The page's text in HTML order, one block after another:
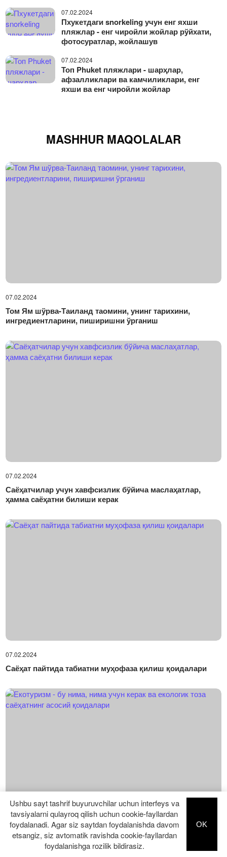
07.02.2024
Пхукетдаги snorkeling учун енг яхши
пляжлар - енг чиройли жойлар рўйхати,
фотосуратлар, жойлашув
07.02.2024
Топ Phuket пляжлари - шарҳлар,
афзалликлари ва камчиликлари, енг
яхши ва енг чиройли жойлар
MASHHUR MAQOLALAR
07.02.2024
Том Ям шўрва-Таиланд таомини, унинг тарихини,
ингредиентларини, пиширишни ўрганиш
07.02.2024
Саёҳатчилар учун хавфсизлик бўйича маслаҳатлар,
ҳамма саёҳатни билиши керак
07.02.2024
Саёҳат пайтида табиатни муҳофаза қилиш қоидалари
07.02.2024
Екотуризм - бу нима, нима учун керак ва екологик тоза
саёҳатнинг асосий қоидалари
Ushbu sayt tashrif buyuruvchilar uchun interfeys va
tavsiyalarni qulayroq qilish uchun cookie-fayllardan
foydalanadi. Agar siz saytdan foydalanishda davom
etsangiz, siz avtomatik ravishda cookie-fayllardan
foydalanishga rozilik bildirasiz.
OK